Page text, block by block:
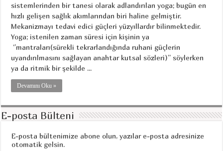
sistemlerinden bir tanesi olarak adlandırılan yoga; bugün en
hızlı gelişen sağlık akımlarından biri haline gelmiştir.
Mekanizmayı tedavi edici güçleri yüzyıllardır bilinmektedir.
Yoga; istenilen zaman süresi için kişinin ya
‘’mantraları(sürekli tekrarlandığında ruhani güçlerin
uyandırılmasını sağlayan anahtar kutsal sözleri)’’ söylerken
ya da ritmik bir şekilde ...
Devamını Oku »
E-posta Bülteni
E-posta bültenimize abone olun, yazılar e-posta adresinize
otomatik gelsin.